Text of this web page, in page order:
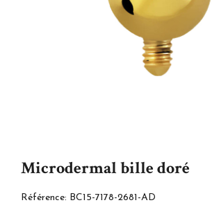
Microdermal bille doré
Référence: BC15-7178-2681-AD